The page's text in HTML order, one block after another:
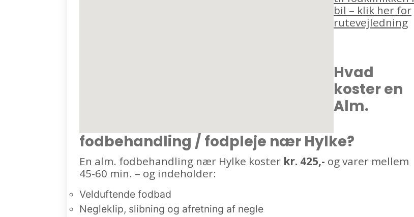
bil – klik her for
rutevejledning
Hvad
koster en
Alm.
fodbehandling / fodpleje nær Hylke?
En alm. fodbehandling nær Hylke koster kr. 425,- og varer mellem
45-60 min. – og indeholder:
Velduftende fodbad
Negleklip, slibning og afretning af negle